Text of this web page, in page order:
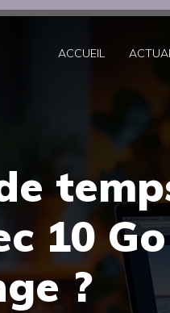
ACCUEIL
10
?